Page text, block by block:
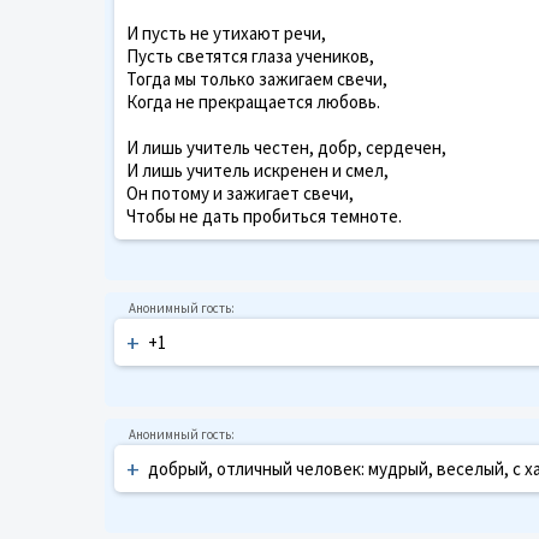
И пусть не утихают речи,
Пусть светятся глаза учеников,
Тогда мы только зажигаем свечи,
Когда не прекращается любовь.
И лишь учитель честен, добр, сердечен,
И лишь учитель искренен и смел,
Он потому и зажигает свечи,
Чтобы не дать пробиться темноте.
+ +1
+ добрый, отличный человек: мудрый, веселый, с